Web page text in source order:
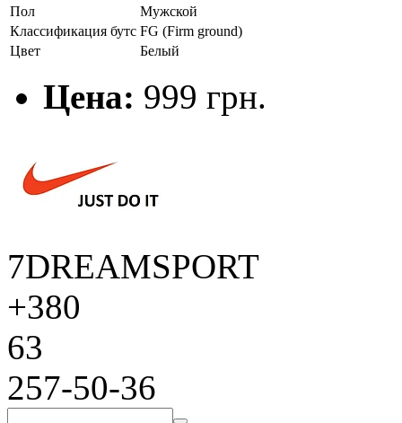
Пол
Мужской
Классификация бутс FG (Firm ground)
Цвет
Белый
Цена: 999 грн.
7DREAMSPORT
+380
63
257-50-36